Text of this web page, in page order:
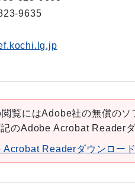
9635
閲覧にはAdobe社の無償の
のAdobe Acrobat Reader
Acrobat Readerダウンロード